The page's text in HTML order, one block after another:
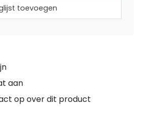
toevoegen
aan
op over dit product